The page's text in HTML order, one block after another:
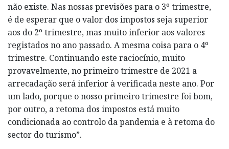
não existe. Nas nossas previsões para o 3º trimestre,
é de esperar que o valor dos impostos seja superior
aos do 2º trimestre, mas muito inferior aos valores
registados no ano passado. A mesma coisa para o 4º
trimestre. Continuando este raciocínio, muito
provavelmente, no primeiro trimestre de 2021 a
arrecadação será inferior à verificada neste ano. Por
um lado, porque o nosso primeiro trimestre foi bom,
por outro, a retoma dos impostos está muito
condicionada ao controlo da pandemia e à retoma do
sector do turismo”.